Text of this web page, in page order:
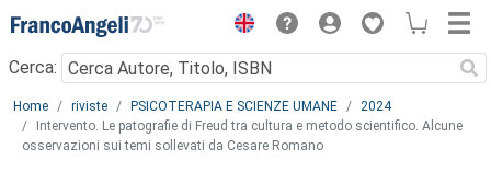
Menu
Cerca:
Main content
Home riviste PSICOTERAPIA E SCIENZE UMANE
2024
Intervento. Le patografie di Freud tra cultura e metodo scientifico. Alcune
osservazioni sui temi sollevati da Cesare Romano